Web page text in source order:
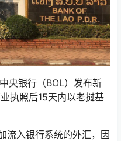
央银行（BOL）发布新
执照后15天内以老挝基
流入银行系统的外汇，因